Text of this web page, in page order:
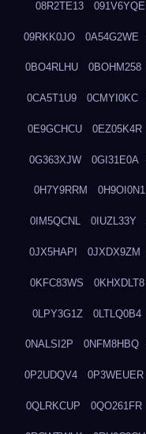
08R2TE13 091V6YQE
09RKK0JO 0A54G2WE
0BO4RLHU 0BOHM258
0CA5T1U9 0CMYI0KC
0E9GCHCU 0EZ05K4R
0G363XJW 0GI31E0A
0H7Y9RRM 0H9OI0N1
0IM5QCNL 0IUZL33Y
0JX5HAPI 0JXDX9ZM
0KFC83WS 0KHXDLT8
0LPY3G1Z 0LTLQ0B4
0NALSI2P 0NFM8HBQ
0P2UDQV4 0P3WEUER
0QLRKCUP 0QO261FR